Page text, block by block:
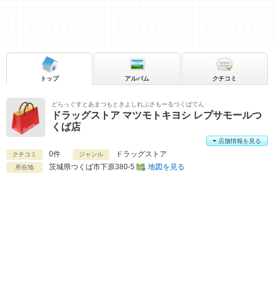
どらっぐすとあまつもときよしれぷさもーるつくばてん
ドラッグストア マツモトキヨシ レプサモールつ
くば店
クチコミ 0件 ジャンル ドラッグストア
所在地 茨城県つくば市下原380-5 地図を見る
店舗情報を見る
トップ アルバム クチコミ